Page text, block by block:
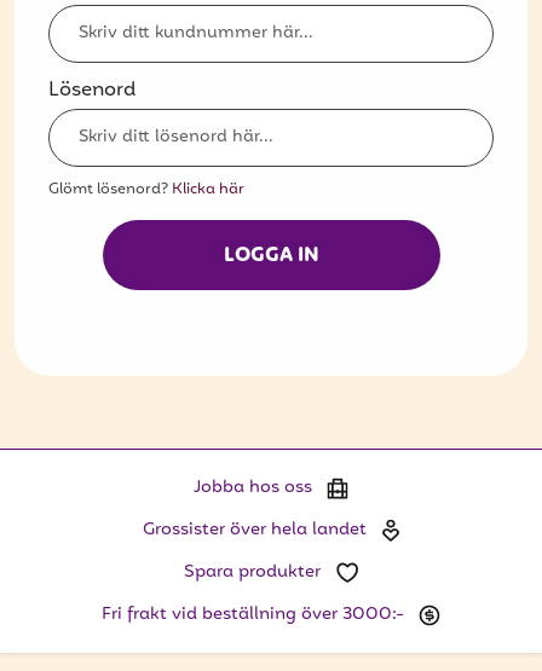
Hitta din grossist
Hållbarhet
Jobba hos oss
Kontakta oss
Om oss
Event
Vill du få erbjudanden och vara den första
att få uppdateringar kring kampanjer?
Ange din e-postadress nedan för att ta del av våra
nyheter och erbjudanden.
Lösenord
Glömt lösenord? Klicka här
LOGGA IN
Jobba hos oss
Grossister över hela landet
Spara produkter
Fri frakt vid beställning över 3000:-